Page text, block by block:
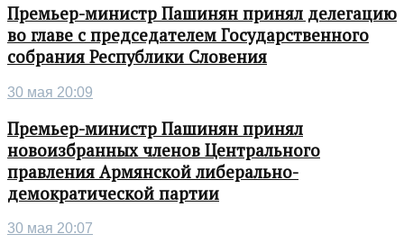
Премьер-министр Пашинян принял делегацию
во главе с председателем Государственного
собрания Республики Словения
30 мая 20:09
Премьер-министр Пашинян принял
новоизбранных членов Центрального
правления Армянской либерально-
демократической партии
30 мая 20:07